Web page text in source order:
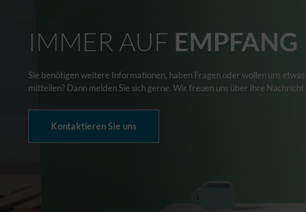
IMMER AUF EMPFANG
Sie benötigen weitere Informationen, haben Fragen oder wollen uns etwas
mitteilen? Dann melden Sie sich gerne. Wir freuen uns über Ihre Nachricht.
Kontaktieren Sie uns